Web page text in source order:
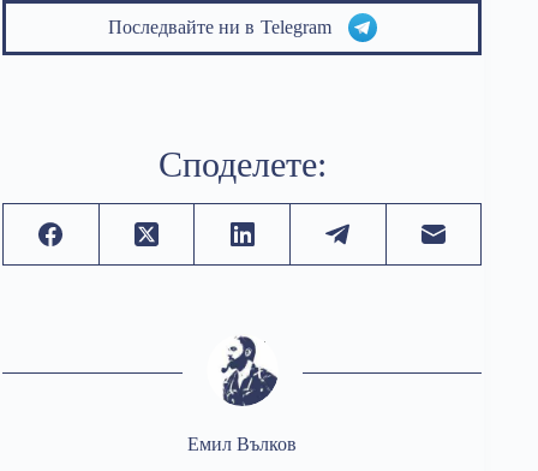
Последвайте ни в Telegram
Споделете:
Емил Вълков